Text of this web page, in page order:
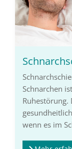
Schnarchen
wenn es im